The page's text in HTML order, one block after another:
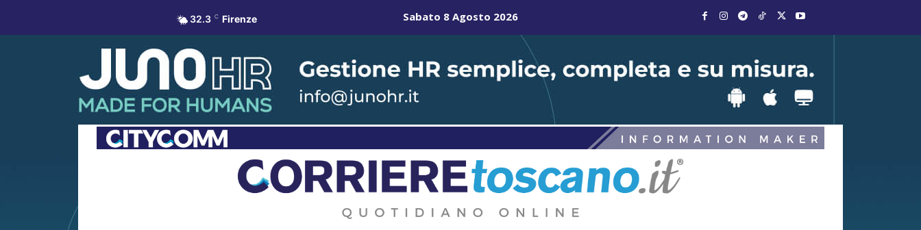
32.3 C Firenze Sabato 8 Agosto 2026